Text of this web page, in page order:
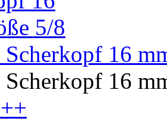
16
16